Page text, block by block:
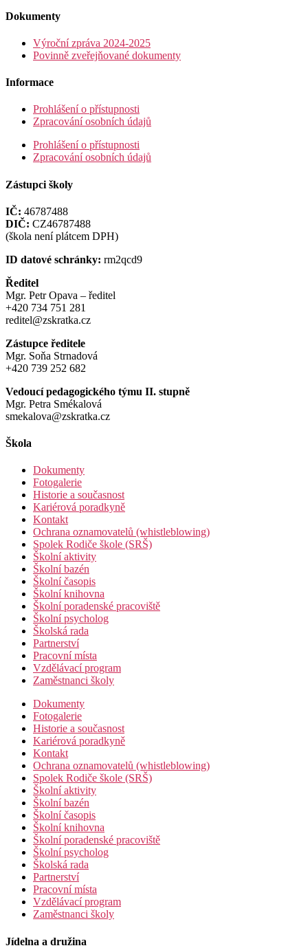
Dokumenty
Výroční zpráva 2024-2025
Povinně zveřejňované dokumenty
Informace
Prohlášení o přístupnosti
Zpracování osobních údajů
Prohlášení o přístupnosti
Zpracování osobních údajů
Zástupci školy
IČ: 46787488
DIČ: CZ46787488
(škola není plátcem DPH)
ID datové schránky: rm2qcd9
Ředitel
Mgr. Petr Opava – ředitel
+420 734 751 281
reditel@zskratka.cz
Zástupce ředitele
Mgr. Soňa Strnadová
+420 739 252 682
Vedoucí pedagogického týmu II. stupně
Mgr. Petra Smékalová
smekalova@zskratka.cz
Škola
Dokumenty
Fotogalerie
Historie a současnost
Kariérová poradkyně
Kontakt
Ochrana oznamovatelů (whistleblowing)
Spolek Rodiče škole (SRŠ)
Školní aktivity
Školní bazén
Školní časopis
Školní knihovna
Školní poradenské pracoviště
Školní psycholog
Školská rada
Partnerství
Pracovní místa
Vzdělávací program
Zaměstnanci školy
Dokumenty
Fotogalerie
Historie a současnost
Kariérová poradkyně
Kontakt
Ochrana oznamovatelů (whistleblowing)
Spolek Rodiče škole (SRŠ)
Školní aktivity
Školní bazén
Školní časopis
Školní knihovna
Školní poradenské pracoviště
Školní psycholog
Školská rada
Partnerství
Pracovní místa
Vzdělávací program
Zaměstnanci školy
Jídelna a družina